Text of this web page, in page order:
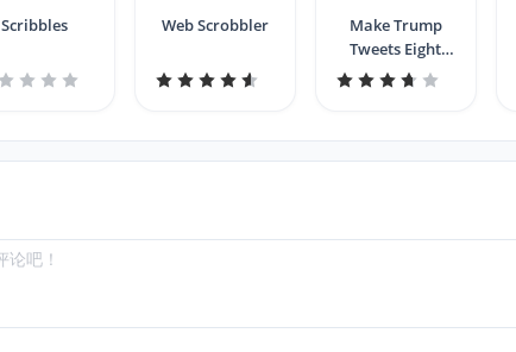
Scribbles Web Scrobbler
Make Trump
Tweets Eight
Again